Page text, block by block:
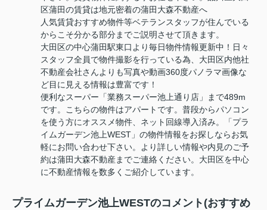
区蒲田の賃貸は地元密着の蒲田大森不動産へ
人気賃貸おすすめ物件等ベテランスタッフが住んでいる
からこそ分かる部分までご説明させて頂きます。
大田区の中心蒲田駅東口より毎日物件情報更新中！日々
スタッフ全員で物件撮影を行っている為、大田区内他社
不動産会社さんよりも写真や動画360度パノラマ画像な
ど目に見える情報は豊富です！
便利なスーパー「業務スーパー池上通り店」まで489m
です。こちらの物件はアパートです。普段からパソコン
を使う方にオススメ物件、ネット回線導入済み。「プラ
イムガーデン池上WEST」の物件情報をお探しならお気
軽にお問い合わせ下さい。より詳しい情報や内見のご予
約は蒲田大森不動産までご連絡ください。大田区を中心
に不動産情報を数多くご紹介しています。
プライムガーデン池上WESTのコメント(おすすめ